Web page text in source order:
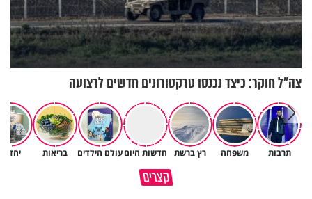
צה"ל חוקר: כיצד נכנסו טרקטורונים חדשים לרצועה
תרבות משפחה רץ ברשת חדשות היוםעולם הילדים בריאות יהדות
קצריםמדוע האמונה נמשלה למלח?
גם ׳הרע׳ זה הרחמים של בורא